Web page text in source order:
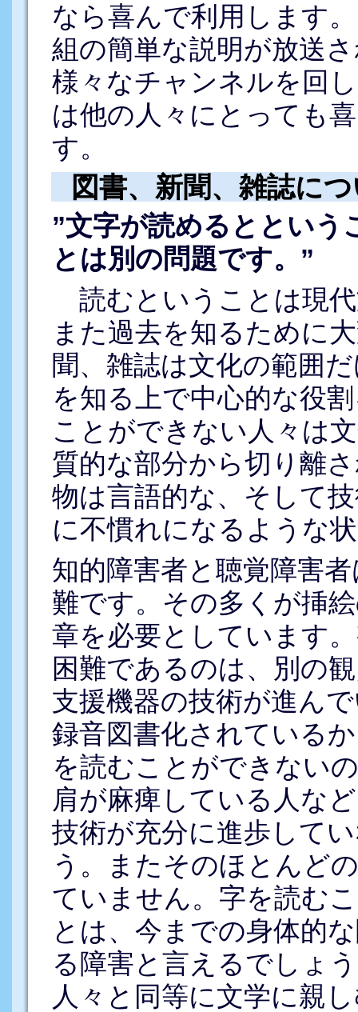
なら喜んで利用します
組の簡単な説明が放送
様々なチャンネルを回
は他の人々にとっても
す。
図書、新聞、雑誌に
”文字が読めるとという
とは別の問題です。”
読むということは現
また過去を知るために
聞、雑誌は文化の範囲
を知る上で中心的な役
ことができない人々は
質的な部分から切り離
物は言語的な、そして
に不慣れになるような
知的障害者と聴覚障害
難です。その多くが挿
章を必要としています
困難であるのは、別の
支援機器の技術が進ん
録音図書化されている
を読むことができない
肩が麻痺している人な
技術が充分に進歩して
う。またそのほとんど
ていません。字を読む
とは、今までの身体的
る障害と言えるでしょ
人々と同等に文学に親